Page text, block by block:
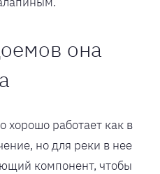
она
хорошо работает как в
но для реки в нее
компонент, чтобы